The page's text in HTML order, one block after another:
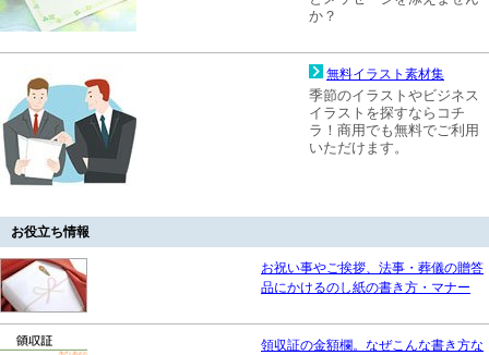
か？
無料イラスト素材集
季節のイラストやビジネス
イラストを探すならコチ
ラ！商用でも無料でご利用
いただけます。
お役立ち情報
お祝い事やご挨拶、法事・葬儀の贈答
品にかけるのし紙の書き方・マナー
領収証の金額欄。なぜこんな書き方な